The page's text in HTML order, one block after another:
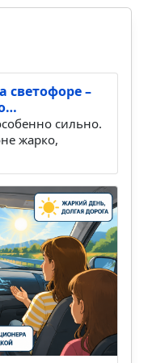
–
сильно.
жарко,